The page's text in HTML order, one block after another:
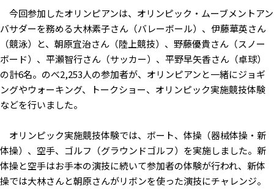
今回参加したオリンピアンは、オリンピック・ムーブメントアン
バサダーを務める大林素子さん（バレーボール）、伊藤華英さん
（競泳）と、朝原宜治さん（陸上競技）、野藤優貴さん（スノー
ボード）、平瀬智行さん（サッカー）、平野早矢香さん（卓球）
の計6名。のべ2,253人の参加者が、オリンピアンと一緒にジョギ
ングやウォーキング、トークショー、オリンピック実施競技体験
などを行いました。
オリンピック実施競技体験では、ボート、体操（器械体操・新
体操）、空手、ゴルフ（グラウンドゴルフ）を実施しました。新
体操と空手はお手本の演技に続いて参加者の体験が行われ、新体
操では大林さんと朝原さんがリボンを使った演技にチャレンジ。